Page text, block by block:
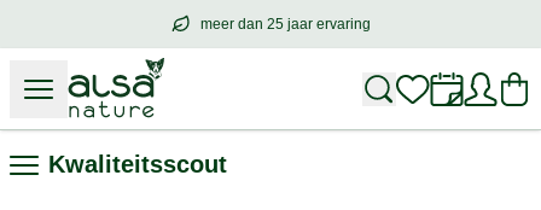
meer dan 25 jaar ervaring
meer dan25 jaar ervaring
Kwaliteitsscout